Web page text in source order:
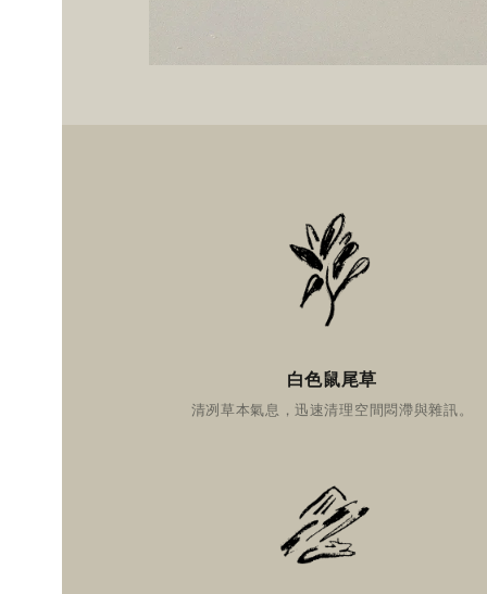
白色鼠尾草
清冽草本氣息，迅速清理空間悶滯與雜訊。